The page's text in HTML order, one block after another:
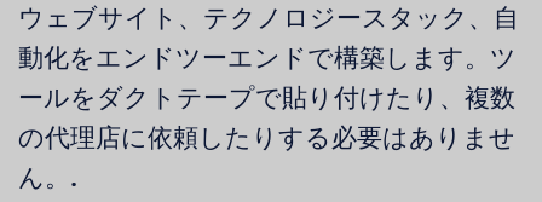
ウェブサイト、テクノロジースタック、自
動化をエンドツーエンドで構築します。ツ
ールをダクトテープで貼り付けたり、複数
の代理店に依頼したりする必要はありませ
ん。.